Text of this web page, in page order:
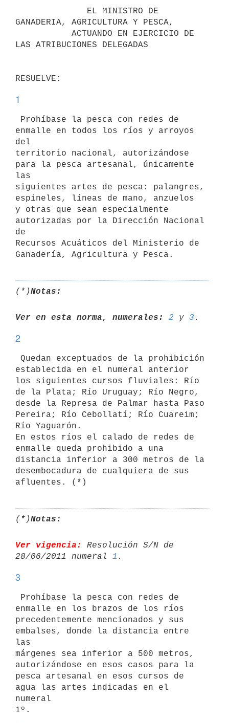
GANADERIA, AGRICULTURA Y PESCA,
LAS ATRIBUCIONES DELEGADAS
1
enmalle en todos los ríos y arroyos
del
territorio nacional, autorizándose
para la pesca artesanal, únicamente
las
siguientes artes de pesca: palangres,
espineles, líneas de mano, anzuelos
y otras que sean especialmente
autorizadas por la Dirección Nacional
de
Recursos Acuáticos del Ministerio de
(*)Notas:
Ver en esta norma, numerales: 2 y 3
2
establecida en el numeral anterior
los siguientes cursos fluviales: Río
de la Plata; Río Uruguay; Río Negro,
desde la Represa de Palmar hasta Paso
Pereira; Río Cebollatí; Río Cuareim;
Río Yaguarón.
En estos ríos el calado de redes de
enmalle queda prohibido a una
distancia inferior a 300 metros de la
desembocadura de cualquiera de sus
(*)Notas:
Ver vigencia:
Resolución S/N de
28/06/2011 numeral 1
3
enmalle en los brazos de los ríos
precedentemente mencionados y sus
embalses, donde la distancia entre
las
márgenes sea inferior a 500 metros,
autorizándose en esos casos para la
pesca artesanal en esos cursos de
agua las artes indicadas en el
numeral